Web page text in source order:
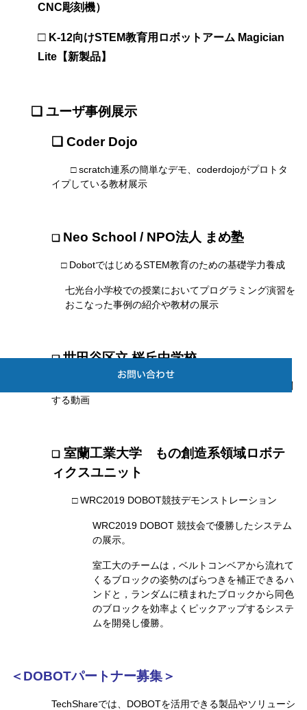
CNC彫刻機）
□ K-12向けSTEM教育用ロボットアーム Magician
Lite【新製品】
❑ ユーザ事例展示
❑ Coder Dojo
□ scratch連系の簡単なデモ、coderdojoがプロトタ
イプしている教材展示
❑ Neo School / NPO法人 まめ塾
□ DobotではじめるSTEM教育のための基礎学力養成
七光台小学校での授業においてプログラミング演習を
おこなった事例の紹介や教材の展示
❑世田谷区立 桜丘中学校
□ ３DプリンタDOBOT Mooz を利用した授業例に関
する動画
❑ 室蘭工業大学 もの創造系領域ロボテ
ィクスユニット
□ WRC2019 DOBOT競技デモンストレーション
WRC2019 DOBOT 競技会で優勝したシステム
の展示。
室工大のチームは，ベルトコンベアから流れて
くるブロックの姿勢のばらつきを補正できるハ
ンドと，ランダムに積まれたブロックから同色
のブロックを効率よくピックアップするシステ
ムを開発し優勝。
＜DOBOTパートナー募集＞
TechShareでは、DOBOTを活用できる製品やソリューシ
お問い合わせ